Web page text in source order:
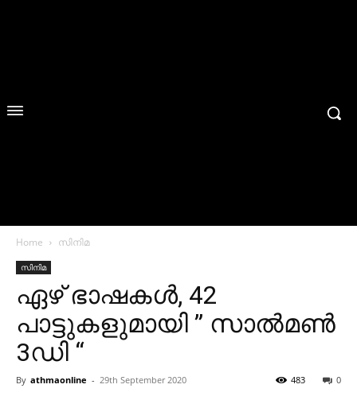
Home സിനിമ
സിനിമ
ഏഴ് ഭാഷകള്‍, 42
പാട്ടുകളുമായി ” സാല്‍മണ്‍
3ഡി “
By athmaonline - 29th September 2020 0
483